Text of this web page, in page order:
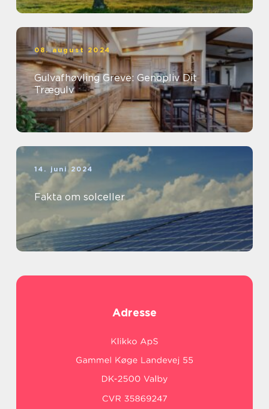
08. august 2024
Gulvafhøvling Greve: Genopliv Dit
Trægulv
14. juni 2024
Fakta om solceller
Adresse